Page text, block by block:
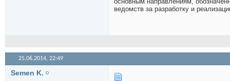
ведомств за разработку и
25.06.2014, 22:49
Semen K.